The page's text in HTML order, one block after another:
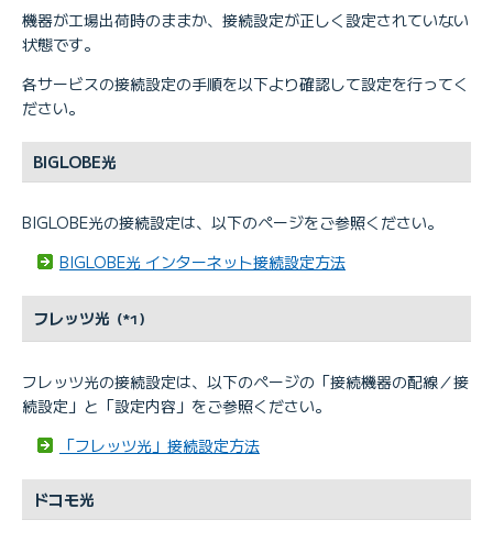
機器が工場出荷時のままか、接続設定が正しく設定されていない
状態です。
各サービスの接続設定の手順を以下より確認して設定を行ってく
ださい。
BIGLOBE光
BIGLOBE光の接続設定は、以下のページをご参照ください。
BIGLOBE光 インターネット接続設定方法
フレッツ光 （*1）
フレッツ光の接続設定は、以下のページの「接続機器の配線／接
続設定」と「設定内容」をご参照ください。
「フレッツ光」接続設定方法
ドコモ光